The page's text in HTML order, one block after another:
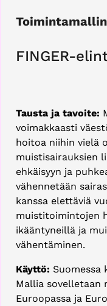
FINGER-
Tausta ja tavoite:
voimakkaasti
hoitoa niihin vielä
muistisairauksien
ehkäisyyn ja
vähennetään
kanssa elettäviä
muistitoimintojen
ikääntyneillä ja
vähentäminen.
Käyttö: Suomessa
Mallia sovelletaan
Euroopassa ja